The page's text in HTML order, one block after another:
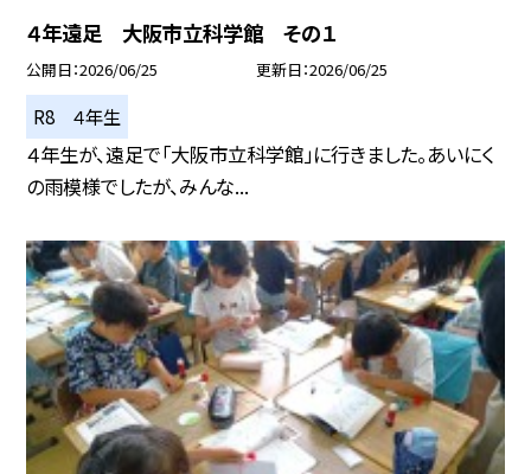
４年遠足 大阪市立科学館 その１
公開日 2026/06/25 更新日 2026/06/25
R8 ４年生
４年生が、遠足で「大阪市立科学館」に行きました。あいにく
の雨模様でしたが、みんな...